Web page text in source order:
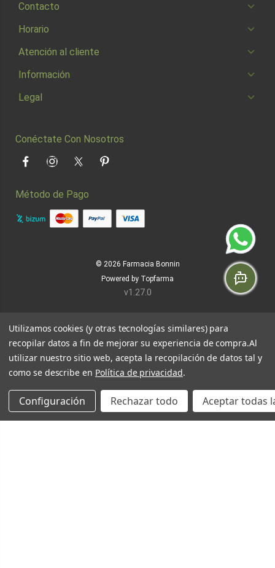
Contacto
Horario
Atención al cliente
Información
Legal
Conéctate Con Nosotros
FacebookInstagramTwitter Pinterest
Método de Pago
© 2026 Farmacia Bonnin
Powered by Topfarma
v1.27.0
Utilizamos cookies (y otras tecnologías similares) para
recopilar datos a fin de mejorar su experiencia de compra.Al
utilizar nuestro sitio web, acepta la recopilación de datos tal y
como se describe en Política de privacidad.
Configuración Rechazar todo Aceptar todas